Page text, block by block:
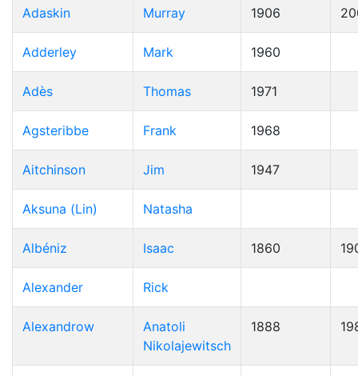
Adaskin Murray 1906
Adderley Mark 1960
Adès Thomas 1971
Agsteribbe Frank 1968
Aitchinson Jim 1947
Aksuna (Lin) Natasha
Albéniz Isaac 1860
Alexander Rick
Alexandrow
Anatoli
Nikolajewitsch
1888